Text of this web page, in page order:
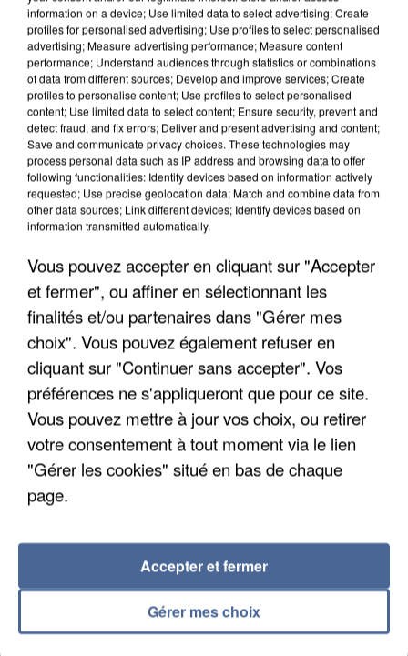
APRÈS TOUTES CES CANICULES, LES REFUGES
DE FAUNE SAUVAGE SONT...
L’UN DES FONDATEURS SUPPOSÉS DE LA DZ
MAFIA INTERPELLÉ EN ALGÉRIE
information on a device; Use limited data to select advertising; Create
profiles for personalised advertising; Use profiles to select personalised
advertising; Measure advertising performance; Measure content
performance; Understand audiences through statistics or combinations
of data from different sources; Develop and improve services; Create
profiles to personalise content; Use profiles to select personalised
content; Use limited data to select content; Ensure security, prevent and
detect fraud, and fix errors; Deliver and present advertising and content;
Save and communicate privacy choices. These technologies may
process personal data such as IP address and browsing data to offer
following functionalities: Identify devices based on information actively
requested; Use precise geolocation data; Match and combine data from
other data sources; Link different devices; Identify devices based on
information transmitted automatically.
Vous pouvez accepter en cliquant sur "Accepter
et fermer", ou affiner en sélectionnant les
finalités et/ou partenaires dans "Gérer mes
choix". Vous pouvez également refuser en
cliquant sur "Continuer sans accepter". Vos
préférences ne s'appliqueront que pour ce site.
Vous pouvez mettre à jour vos choix, ou retirer
votre consentement à tout moment via le lien
"Gérer les cookies" situé en bas de chaque
page.
Gérer mes choix
Accepter et fermer